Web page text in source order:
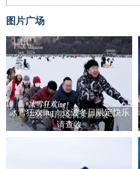
图片广场
冰雪狂欢ing！这波冬日限定快乐
请查收